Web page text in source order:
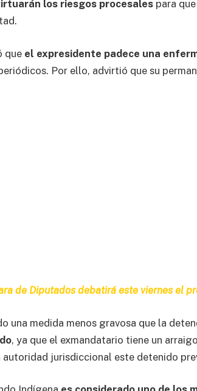
los riesgos procesales para
que el expresidente padece una
Por ello, advirtió que su
de Diputados debatirá este viernes el
una medida menos gravosa que la
, ya que el exmandatario tiene un
jurisdiccional este detenido